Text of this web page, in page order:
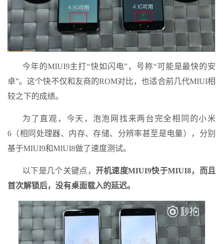
今年的MIUI9主打“快如闪电”，号称“可能是最快的安
卓”。这个快不仅和友商的ROM对比，也适合前几代MIUI相
较之下的成绩。
为了直观，今天，泡泡网找来两台完全相同的小米
6（相同处理器、内存、存储、分辨率甚至是电量），分别
基于MIUI9和MIUI8做了速度测试。
以下是几个关键点， 开机速度MIUI9快于MIUI8，而且
首次解锁后，没有桌面载入的延迟。